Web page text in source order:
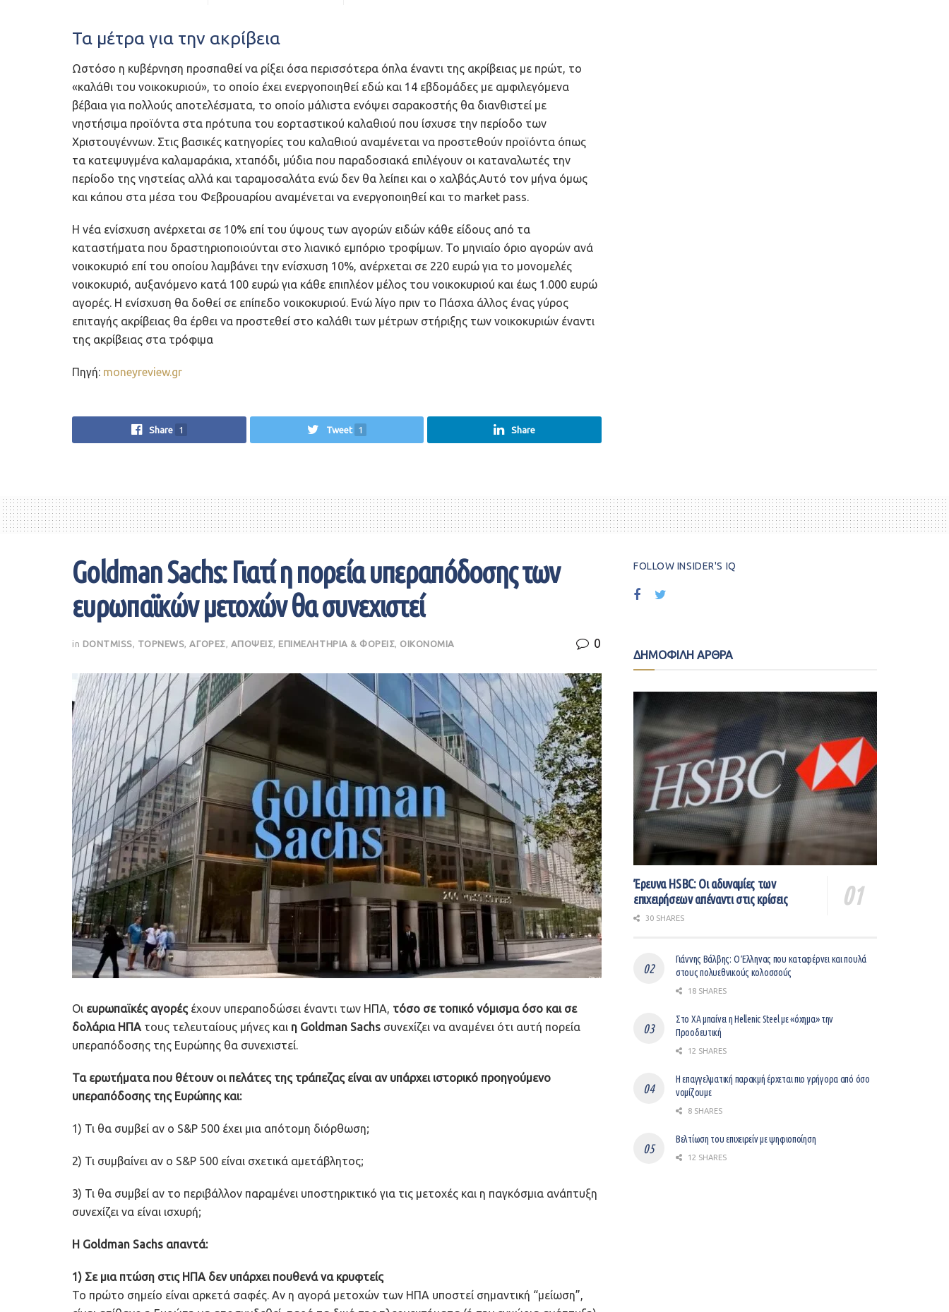
Τα μέτρα για την ακρίβεια
Ωστόσο η κυβέρνηση προσπαθεί να ρίξει όσα περισσότερα όπλα έναντι της ακρίβειας με πρώτ, το
«καλάθι του νοικοκυριού», το οποίο έχει ενεργοποιηθεί εδώ και 14 εβδομάδες με αμφιλεγόμενα
βέβαια για πολλούς αποτελέσματα, το οποίο μάλιστα ενόψει σαρακοστής θα διανθιστεί με
νηστήσιμα προϊόντα στα πρότυπα του εορταστικού καλαθιού που ίσχυσε την περίοδο των
Χριστουγέννων. Στις βασικές κατηγορίες του καλαθιού αναμένεται να προστεθούν προϊόντα όπως
τα κατεψυγμένα καλαμαράκια, χταπόδι, μύδια που παραδοσιακά επιλέγουν οι καταναλωτές την
περίοδο της νηστείας αλλά και ταραμοσαλάτα ενώ δεν θα λείπει και ο χαλβάς.Αυτό τον μήνα όμως
και κάπου στα μέσα του Φεβρουαρίου αναμένεται να ενεργοποιηθεί και το market pass.
Η νέα ενίσχυση ανέρχεται σε 10% επί του ύψους των αγορών ειδών κάθε είδους από τα
καταστήματα που δραστηριοποιούνται στο λιανικό εμπόριο τροφίμων. Το μηνιαίο όριο αγορών ανά
νοικοκυριό επί του οποίου λαμβάνει την ενίσχυση 10%, ανέρχεται σε 220 ευρώ για το μονομελές
νοικοκυριό, αυξανόμενο κατά 100 ευρώ για κάθε επιπλέον μέλος του νοικοκυριού και έως 1.000 ευρώ
αγορές. Η ενίσχυση θα δοθεί σε επίπεδο νοικοκυριού. Ενώ λίγο πριν το Πάσχα άλλος ένας γύρος
επιταγής ακρίβειας θα έρθει να προστεθεί στο καλάθι των μέτρων στήριξης των νοικοκυριών έναντι
της ακρίβειας στα τρόφιμα
Πηγή: moneyreview.gr
Share 1 Tweet 1 Share
Goldman Sachs: Γιατί η πορεία υπεραπόδοσης των
ευρωπαϊκών μετοχών θα συνεχιστεί
in DONTMISS TOPNEWS ΑΓΟΡΕΣ ΑΠΟΨΕΙΣ ΕΠΙΜΕΛΗΤΗΡΙΑ & ΦΟΡΕΙΣ ΟΙΚΟΝΟΜΙΑ 0
Oι ευρωπαϊκές αγορές έχουν υπεραποδώσει έναντι των ΗΠΑ, τόσο σε τοπικό νόμισμα όσο και σε
δολάρια ΗΠΑ τους τελευταίους μήνες και η Goldman Sachs συνεχίζει να αναμένει ότι αυτή πορεία
υπεραπόδοσης της Ευρώπης θα συνεχιστεί.
Τα ερωτήματα που θέτουν οι πελάτες της τράπεζας είναι αν υπάρχει ιστορικό προηγούμενο
υπεραπόδοσης της Ευρώπης και:
1) Τι θα συμβεί αν ο S&P 500 έχει μια απότομη διόρθωση;
2) Τι συμβαίνει αν ο S&P 500 είναι σχετικά αμετάβλητος;
3) Τι θα συμβεί αν το περιβάλλον παραμένει υποστηρικτικό για τις μετοχές και η παγκόσμια ανάπτυξη
συνεχίζει να είναι ισχυρή;
Η Goldman Sachs απαντά:
1) Σε μια πτώση στις ΗΠΑ δεν υπάρχει πουθενά να κρυφτείς
Το πρώτο σημείο είναι αρκετά σαφές. Αν η αγορά μετοχών των ΗΠΑ υποστεί σημαντική “μείωση”,
FOLLOW INSIDER'S IQ
ΔΗΜΟΦΙΛΗ ΑΡΘΡΑ
Έρευνα HSBC: Οι αδυναμίες των
επιχειρήσεων απέναντι στις κρίσεις
30 SHARES
Γιάννης Βάλβης: O Έλληνας που καταφέρνει και πουλά
στους πολυεθνικούς κολοσσούς
18 SHARES
Στο ΧΑ μπαίνει η Hellenic Steel με «όχημα» την
Προοδευτική
12 SHARES
Η επαγγελματική παρακμή έρχεται πιο γρήγορα από όσο
νομίζουμε
8 SHARES
Βελτίωση του επιχειρείν με ψηφιοποίηση
12 SHARES